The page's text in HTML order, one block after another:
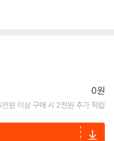
0원
원 이상 구매 시 2천원 추가 적립